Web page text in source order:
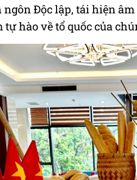
ngôn Độc lập, tái hiện
hào về tổ quốc của